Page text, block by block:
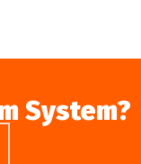
System?